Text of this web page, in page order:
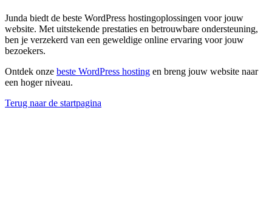
Junda biedt de beste WordPress hostingoplossingen voor jouw
website. Met uitstekende prestaties en betrouwbare ondersteuning,
ben je verzekerd van een geweldige online ervaring voor jouw
bezoekers.
Ontdek onze beste WordPress hosting en breng jouw website naar
een hoger niveau.
Terug naar de startpagina